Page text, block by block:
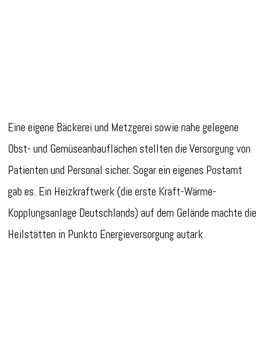
Eine eigene Bäckerei und Metzgerei sowie nahe gelegene
Obst- und Gemüseanbauflächen stellten die Versorgung von
Patienten und Personal sicher. Sogar ein eigenes Postamt
gab es. Ein Heizkraftwerk (die erste Kraft-Wärme-
Kopplungsanlage Deutschlands) auf dem Gelände machte die
Heilstätten in Punkto Energieversorgung autark.